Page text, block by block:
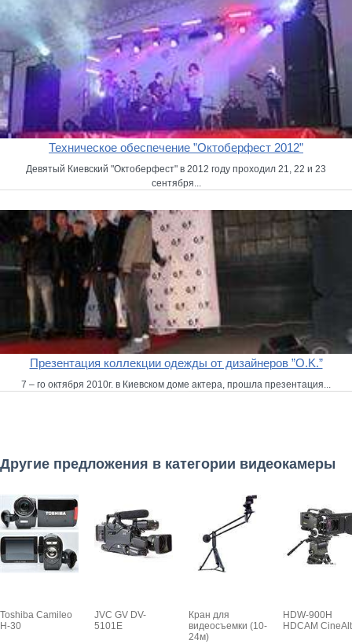
Техническое обеспечение ”Октоберфест 2012”
Девятый Киевский "Октоберфест" в 2012 году проходил 21, 22 и 23
сентября...
Презентация коллекции одежды от дизайнеров ”O.K.”
7 – го октября 2010г. в Киевском доме актера, прошла презентация...
Другие предложения в категории видеокамеры
Toshiba Camileo
H-30
JVC GV DV-
5101E
Кран для
видеосъемки (10-
24м)
HDW-900H
HDCAM